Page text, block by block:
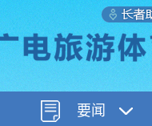
要闻